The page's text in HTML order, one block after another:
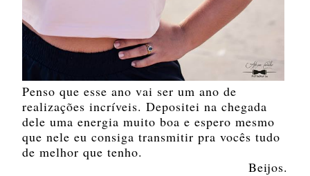
Penso que esse ano vai ser um ano de
realizações incríveis. Depositei na chegada
dele uma energia muito boa e espero mesmo
que nele eu consiga transmitir pra vocês tudo
de melhor que tenho.
Beijos.